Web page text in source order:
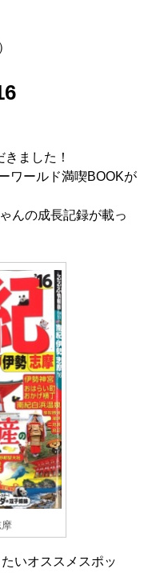
ました！
ワールド満喫BOOKが
んの成長記録が載っ
いオススメスポッ